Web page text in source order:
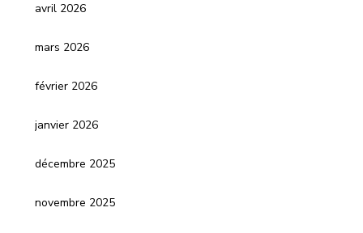
avril 2026
mars 2026
février 2026
janvier 2026
décembre 2025
novembre 2025